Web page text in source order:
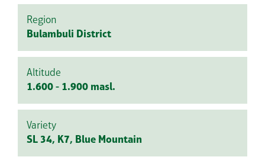
Region
Bulambuli District
Altitude
1.600 - 1.900 masl.
Variety
SL 34, K7, Blue Mountain